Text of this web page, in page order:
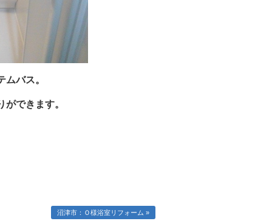
バス。
できます。
沼津市：Ｏ様浴室リフォーム »